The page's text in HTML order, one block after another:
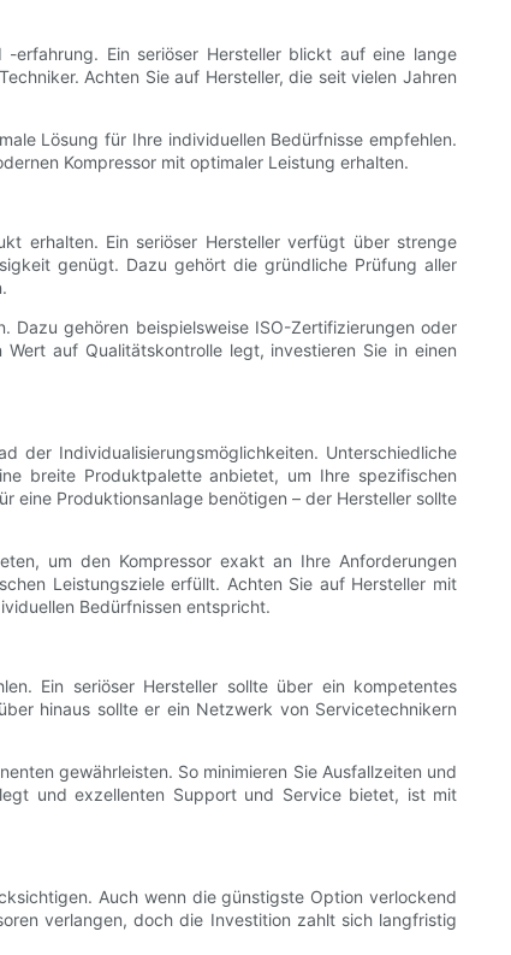
erfahrung. Ein seriöser Hersteller blickt auf eine lange
Achten Sie auf Hersteller, die seit vielen Jahren
Lösung für Ihre individuellen Bedürfnisse empfehlen.
Kompressor mit optimaler Leistung erhalten.
erhalten. Ein seriöser Hersteller verfügt über strenge
genügt. Dazu gehört die gründliche Prüfung aller
gehören beispielsweise ISO-Zertifizierungen oder
auf Qualitätskontrolle legt, investieren Sie in einen
der Individualisierungsmöglichkeiten. Unterschiedliche
breite Produktpalette anbietet, um Ihre spezifischen
eine Produktionsanlage benötigen – der Hersteller sollte
um den Kompressor exakt an Ihre Anforderungen
Leistungsziele erfüllt. Achten Sie auf Hersteller mit
Bedürfnissen entspricht.
Ein seriöser Hersteller sollte über ein kompetentes
hinaus sollte er ein Netzwerk von Servicetechnikern
gewährleisten. So minimieren Sie Ausfallzeiten und
und exzellenten Support und Service bietet, ist mit
Auch wenn die günstigste Option verlockend
verlangen, doch die Investition zahlt sich langfristig